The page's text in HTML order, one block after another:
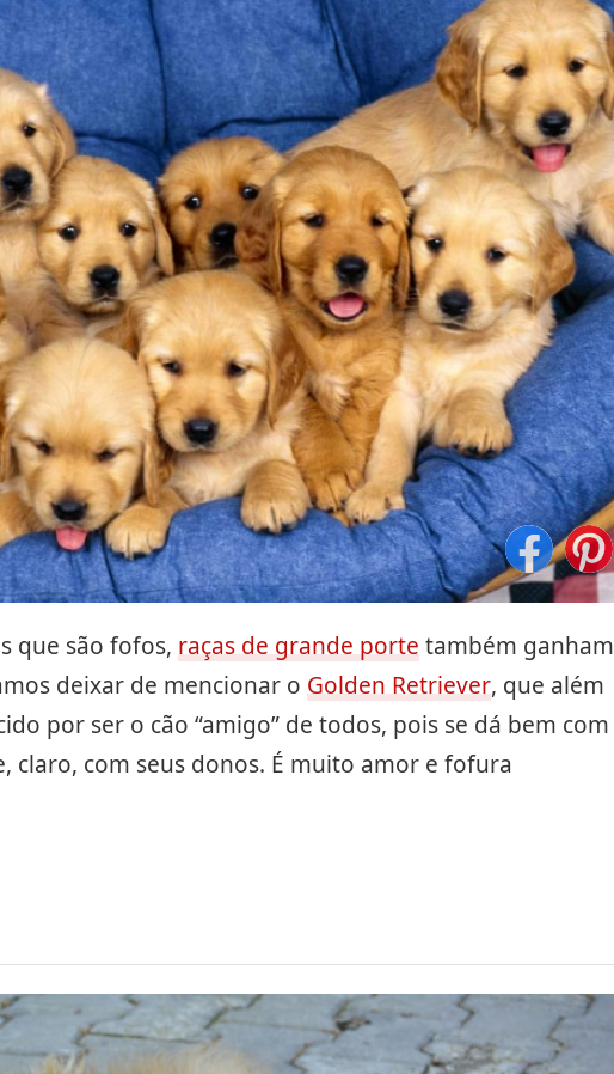
que são fofos, raças de grande porte também ganham
deixar de mencionar o Golden Retriever, que além
por ser o cão “amigo” de todos, pois se dá bem com
claro, com seus donos. É muito amor e fofura